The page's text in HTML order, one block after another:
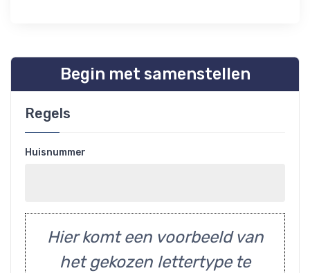
Begin met samenstellen
Regels
Huisnummer
Hier komt een voorbeeld van
het gekozen lettertype te